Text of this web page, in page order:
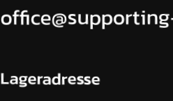
Lageradresse